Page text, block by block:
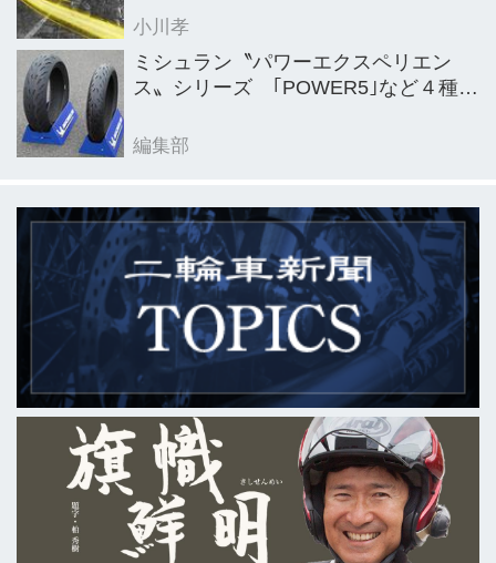
小川孝
ミシュラン〝パワーエクスペリエン
ス〟シリーズ ｢POWER5｣など４種を
編集部